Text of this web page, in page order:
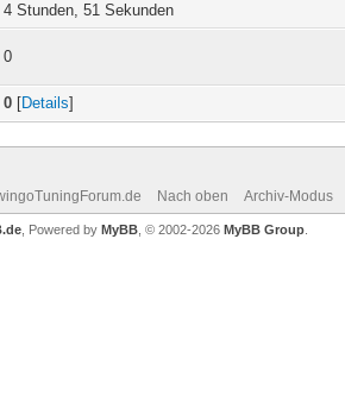
4 Stunden, 51 Sekunden
0
0 [Details]
Nach oben Archiv-Modus
, Powered by MyBB , © 2002-2026 MyBB Group